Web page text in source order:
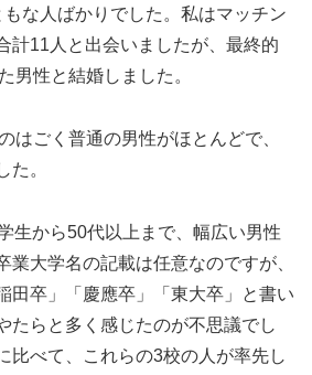
な人ばかりでした。私はマッチン
計11人と出会いましたが、最終的
男性と結婚しました。
はごく普通の男性がほとんどで、
た。
生から50代以上まで、幅広い男性
業大学名の記載は任意なのですが、
田卒」「慶應卒」「東大卒」と書い
たらと多く感じたのが不思議でし
比べて、これらの3校の人が率先し